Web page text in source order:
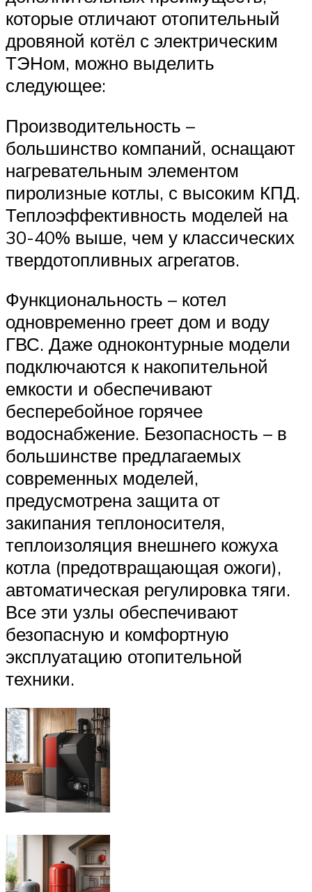
которые отличают отопительный
дровяной котёл с электрическим
ТЭНом, можно выделить
следующее:
Производительность –
большинство компаний, оснащают
нагревательным элементом
пиролизные котлы, с высоким КПД.
Теплоэффективность моделей на
30-40% выше, чем у классических
твердотопливных агрегатов.
Функциональность – котел
одновременно греет дом и воду
ГВС. Даже одноконтурные модели
подключаются к накопительной
емкости и обеспечивают
бесперебойное горячее
водоснабжение. Безопасность – в
большинстве предлагаемых
современных моделей,
предусмотрена защита от
закипания теплоносителя,
теплоизоляция внешнего кожуха
котла (предотвращающая ожоги),
автоматическая регулировка тяги.
Все эти узлы обеспечивают
безопасную и комфортную
эксплуатацию отопительной
техники.